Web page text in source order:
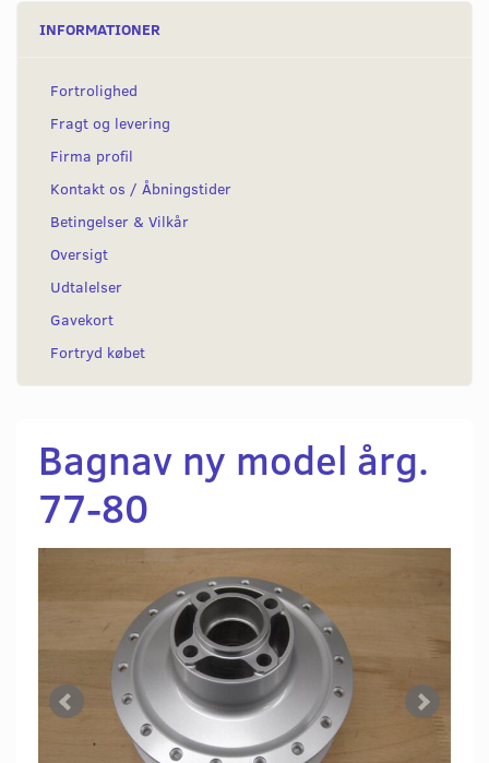
INFORMATIONER
Fortrolighed
Fragt og levering
Firma profil
Kontakt os / Åbningstider
Betingelser & Vilkår
Oversigt
Udtalelser
Gavekort
Fortryd købet
Bagnav ny model årg.
77-80